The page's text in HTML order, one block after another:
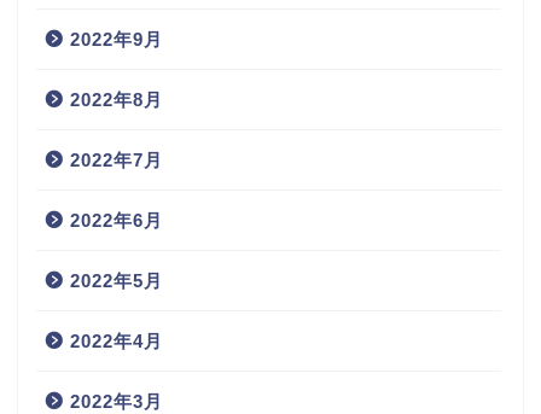
2022年9月
2022年8月
2022年7月
2022年6月
2022年5月
2022年4月
2022年3月